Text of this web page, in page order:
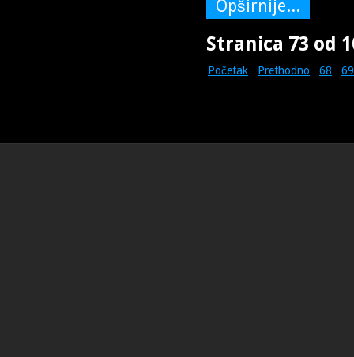
Opširnije...
Stranica 73 od
Početak Prethodno 68 69